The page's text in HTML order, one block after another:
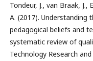
Tondeur, J., van Braak,
A. (2017).
pedagogical beliefs and
systematic review of
Technology Research